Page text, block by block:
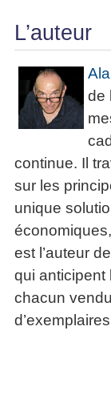
L’auteur
de
continue. Il
sur les
unique
est l’auteur
qui anticipent
chacun